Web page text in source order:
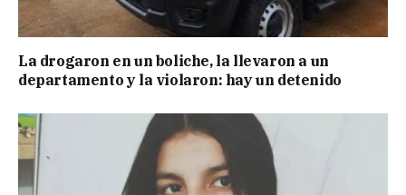
La drogaron en un boliche, la llevaron a un
departamento y la violaron: hay un detenido